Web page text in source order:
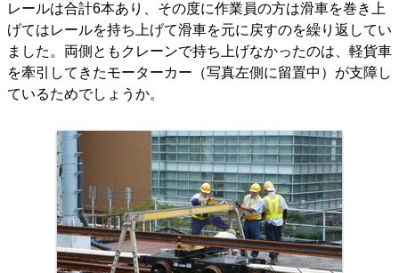
レールは合計6本あり、その度に作業員の方は滑車を巻き上
げてはレールを持ち上げて滑車を元に戻すのを繰り返してい
ました。両側ともクレーンで持ち上げなかったのは、軽貨車
を牽引してきたモーターカー（写真左側に留置中）が支障し
ているためでしょうか。